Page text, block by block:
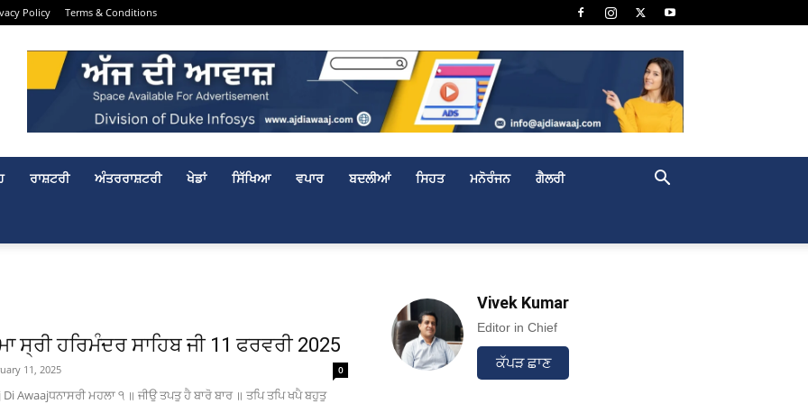
Policy Terms & Conditions
ਰਾਸ਼ਟਰੀ ਅੰਤਰਰਾਸ਼ਟਰੀ ਖੇਡਾਂ ਸਿੱਖਿਆ ਵਪਾਰ ਬਦਲੀਆਂ ਸਿਹਤ ਮਨੋਰੰਜਨ ਗੈਲਰੀ
ਸ੍ਰੀ ਹਰਿਮੰਦਰ ਸਾਹਿਬ ਜੀ 11 ਫਰਵਰੀ 2025
11, 2025 0
Di Awaajਧਨਾਸਰੀ ਮਹਲਾ ੧ ॥ ਜੀਉ ਤਪਤੁ ਹੈ ਬਾਰੋ ਬਾਰ ॥ ਤਪਿ ਤਪਿ ਖਪੈ ਬਹੁਤੁ
Vivek Kumar
Editor in Chief
ਕੱਪੜ ਛਾਣ